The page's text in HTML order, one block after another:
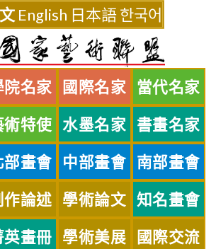
English 日本語한국어
院名家 國際名家 當代名家
術特使 水墨名家 書畫名家
部畫會 中部畫會 南部畫會
作論述 學術論文 知名畫會
英畫冊 學術美展 國際交流